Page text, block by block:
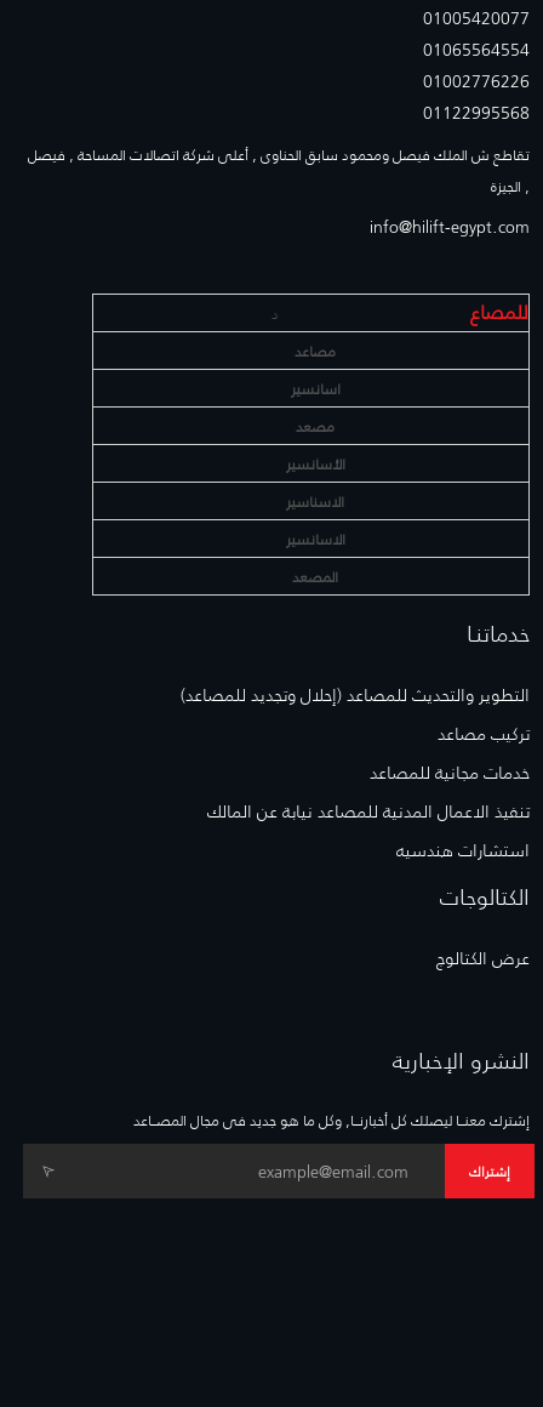
01005420077
01065564554
01002776226
01122995568
تقاطع ش الملك فيصل ومحمود سابق الحناوى , أعلى شركة اتصالات المساحة , فيصل
, الجيزة
info@hilift-egypt.com
للمصاع
د
مصاعد
اسانسير
مصعد
الأسانسير
الاسناسير
الاسانسير
المصعد
خدماتنـا
التطوير والتحديث للمصاعد (إحلال وتجديد للمصاعد)
تركيب مصاعد
خدمات مجانية للمصاعد
تنفيذ الاعمال المدنية للمصاعد نيابة عن المالك
استشارات هندسيه
الكتالوجات
عرض الكتالوج
النشرو الإخبارية
إشترك معنــا ليصلك كل أخبارنــا, وكل ما هو جديد فى مجال المصــاعد